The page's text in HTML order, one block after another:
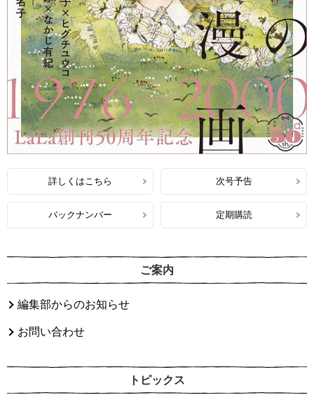
詳しくはこちら 次号予告
バックナンバー 定期購読
ご案内
編集部からのお知らせ
お問い合わせ
トピックス